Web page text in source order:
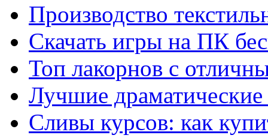
Производство
Скачать игры на ПК
Топ лакорнов с
Лучшие
Сливы курсов: как